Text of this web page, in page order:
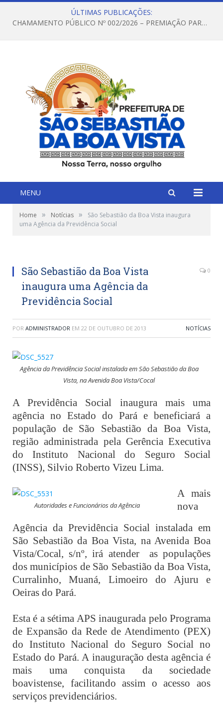
ÚLTIMAS PUBLICAÇÕES:
CHAMAMENTO PÚBLICO Nº 002/2026 – PREMIAÇÃO PARA AGENTES CULTURAIS RIBEIRINHOS COM RECURSOS DA POLÍTICA NACIONAL ALDIR BLANC DE FOMENTO Á CULTURA – PNAB (LEI Nº 14.399/2022)
MENU
Home » Notícias »
São Sebastião da Boa Vista inaugura
uma Agência da Previdência Social
São Sebastião da Boa Vista
inaugura uma Agência da
Previdência Social
0
POR ADMINISTRADOR EM 22 DE OUTUBRO DE 2013 NOTÍCIAS
Agência da Previdência Social instalada em São Sebastião da Boa
Vista, na Avenida Boa Vista/Cocal
A Previdência Social inaugura mais uma
agência no Estado do Pará e beneficiará a
população de São Sebastião da Boa Vista,
região administrada pela Gerência Executiva
do Instituto Nacional do Seguro Social
(INSS), Silvio Roberto Vizeu Lima.
Autoridades e Funcionários da Agência
A mais
nova
Agência da Previdência Social instalada em
São Sebastião da Boa Vista, na Avenida Boa
Vista/Cocal, s/nº, irá atender as populações
dos municípios de São Sebastião da Boa Vista,
Curralinho, Muaná, Limoeiro do Ajuru e
Oeiras do Pará.
Esta é a sétima APS inaugurada pelo Programa
de Expansão da Rede de Atendimento (PEX)
do Instituto Nacional do Seguro Social no
Estado do Pará. A inauguração desta agência é
mais uma conquista da sociedade
boavistense, facilitando assim o acesso aos
serviços previdenciários.